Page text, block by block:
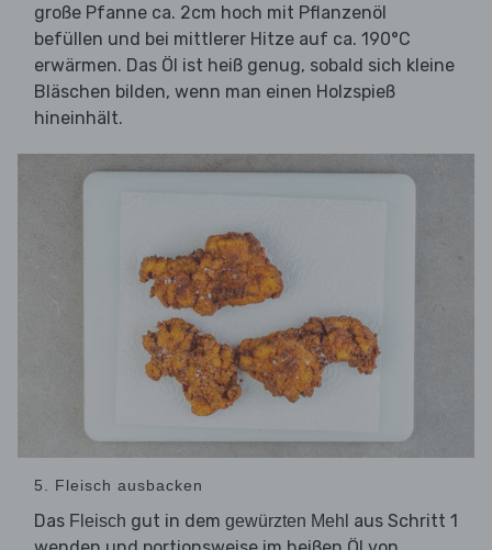
große Pfanne ca. 2cm hoch mit Pflanzenöl
befüllen und bei mittlerer Hitze auf ca. 190°C
erwärmen. Das Öl ist heiß genug, sobald sich kleine
Bläschen bilden, wenn man einen Holzspieß
hineinhält.
5. Fleisch ausbacken
Das Fleisch gut in dem gewürzten Mehl aus Schritt 1